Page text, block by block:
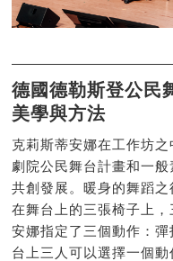
德國德勒斯登公
美學與方法
克莉斯蒂安娜在工作坊
劇院公民舞台計畫和一
共創發展。暖身的舞蹈
在舞台上的三張椅子上
安娜指定了三個動作：
台上三人可以選擇一個